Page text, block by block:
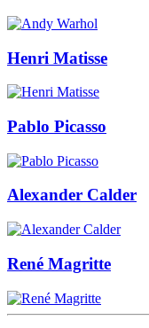
Henri Matisse
Pablo Picasso
Alexander Calder
René Magritte